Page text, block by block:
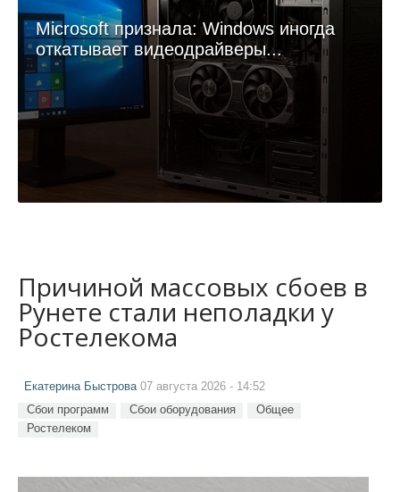
Microsoft признала: Windows иногда
откатывает видеодрайверы...
Причиной массовых сбоев в
Рунете стали неполадки у
Ростелекома
Екатерина Быстрова07 августа 2026 - 14:52
Сбои программ Сбои оборудования
Общее
Ростелеком